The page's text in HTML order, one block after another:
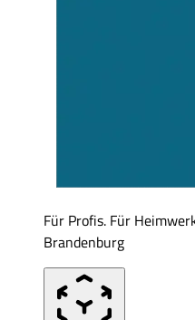
Für Profis. Für
Brandenburg